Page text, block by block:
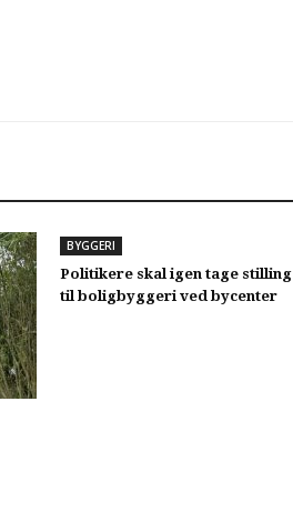
BYGGERI
Politikere skal igen tage stilling
til boligbyggeri ved bycenter